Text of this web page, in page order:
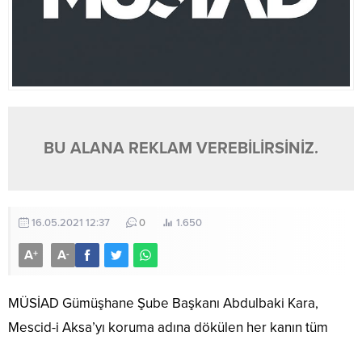
BU ALANA REKLAM VEREBİLİRSİNİZ.
16.05.2021 12:37 0 1.650
A+ A-
MÜSİAD Gümüşhane Şube Başkanı Abdulbaki Kara,
Mescid-i Aksa’yı koruma adına dökülen her kanın tüm